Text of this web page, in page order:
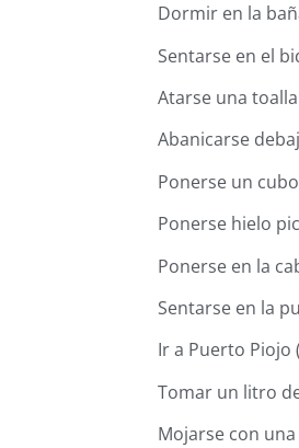
Dormir en la
Sentarse en el
Atarse una
Abanicarse
Ponerse un
Ponerse hielo
Ponerse en la
Sentarse en la
Ir a Puerto Piojo
Tomar un litro
Mojarse con